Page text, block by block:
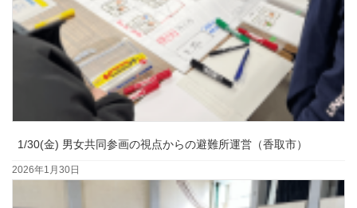
1/30(金) 男女共同参画の視点からの避難所運営（香取市）
2026年1月30日